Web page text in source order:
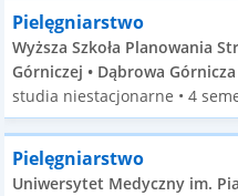
Pielęgniarstwo
Wyższa Szkoła Planowania
Górniczej • Dąbrowa
studia niestacjonarne • 4
Pielęgniarstwo
Uniwersytet Medyczny im.